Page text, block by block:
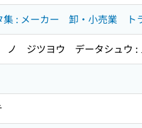
集 : メーカー 卸・小売業
ジツヨウ データシュウ